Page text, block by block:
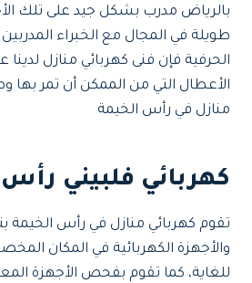
بالرياض مدرب بشكل جيد على تلك
طويلة في المجال مع الخبراء
الحرفية فإن فنى كهربائي منازل لدينا
الأعطال التي من الممكن أن تمر بها
منازل في رأس الخيمة
كهربائي فلبيني
تقوم كهربائي منازل في رأس الخيمة
والأجهزة الكهربائية في المكان
للغاية، كما تقوم بفحص الأجهزة